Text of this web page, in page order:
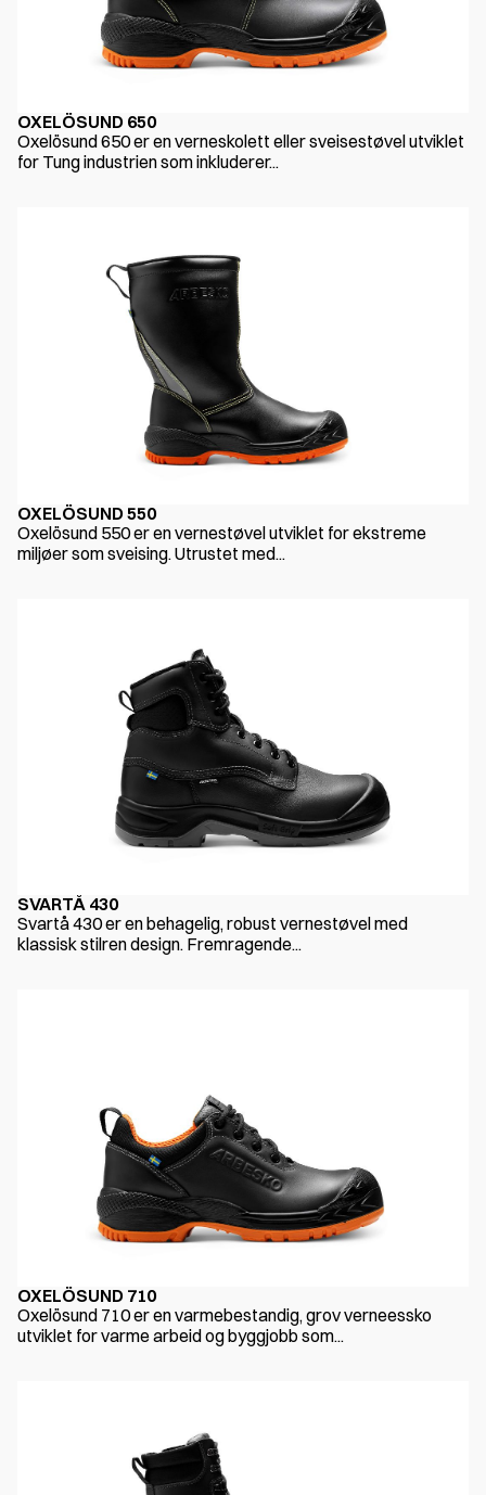
OXELÖSUND 650
Oxelösund 650 er en verneskolett eller sveisestøvel utviklet
for Tung industrien som inkluderer...
OXELÖSUND 550
Oxelösund 550 er en vernestøvel utviklet for ekstreme
miljøer som sveising. Utrustet med...
SVARTÅ 430
Svartå 430 er en behagelig, robust vernestøvel med
klassisk stilren design. Fremragende...
OXELÖSUND 710
Oxelösund 710 er en varmebestandig, grov verneessko
utviklet for varme arbeid og byggjobb som...